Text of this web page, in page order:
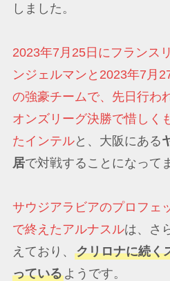
しました。
2023年7月25日にフランス
ンジェルマンと2023年7月
の強豪チームで、先日行わ
オンズリーグ決勝で惜しく
たインテルと、大阪にある
居で対戦することになって
サウジアラビアのプロフェ
で終えたアルナスルは、さ
えており、 クリロナに続く
っているようです。